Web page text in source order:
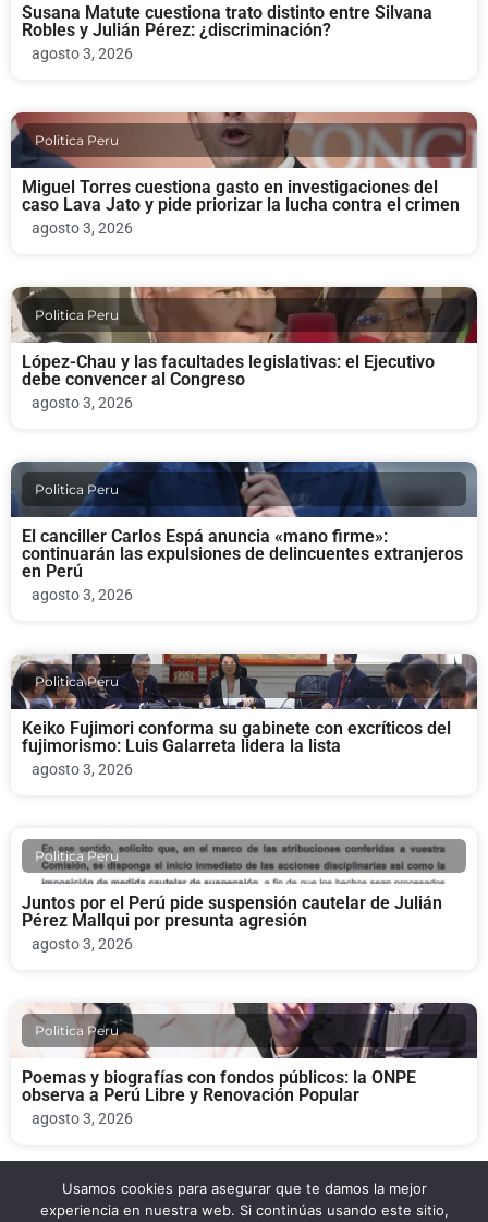
Susana Matute cuestiona trato distinto entre Silvana
Robles y Julián Pérez: ¿discriminación?
agosto 3, 2026
Politica Peru
Miguel Torres cuestiona gasto en investigaciones del
caso Lava Jato y pide priorizar la lucha contra el crimen
agosto 3, 2026
Politica Peru
López-Chau y las facultades legislativas: el Ejecutivo
debe convencer al Congreso
agosto 3, 2026
Politica Peru
El canciller Carlos Espá anuncia «mano firme»:
continuarán las expulsiones de delincuentes extranjeros
en Perú
agosto 3, 2026
Politica Peru
Keiko Fujimori conforma su gabinete con excríticos del
fujimorismo: Luis Galarreta lidera la lista
agosto 3, 2026
Politica Peru
Juntos por el Perú pide suspensión cautelar de Julián
Pérez Mallqui por presunta agresión
agosto 3, 2026
Politica Peru
Poemas y biografías con fondos públicos: la ONPE
observa a Perú Libre y Renovación Popular
agosto 3, 2026
Politica Peru
Usamos cookies para asegurar que te damos la mejor
experiencia en nuestra web. Si continúas usando este sitio,